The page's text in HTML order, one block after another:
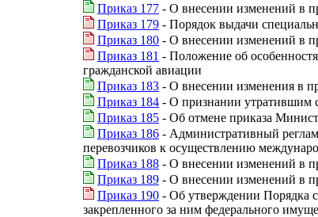
Приказ 177 - О внесении изменений в
Приказ 179 - Порядок выдачи
Приказ 180 - О внесении изменений в
Приказ 181 - Положение об
гражданской авиации
Приказ 183 - О внесении изменения в
Приказ 184 - О признании утратившим
Приказ 185 - Об отмене приказа
Приказ 186 - Административный
перевозчиков к осуществлению
Приказ 188 - О внесении изменений в
Приказ 189 - О внесении изменений в
Приказ 190 - Об утверждении Порядка
закрепленного за ним федерального